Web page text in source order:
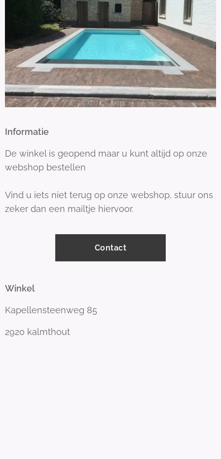
Informatie
De winkel is geopend maar u kunt altijd op onze
webshop bestellen
Vind u iets niet terug op onze webshop, stuur ons
zeker dan een mailtje hiervoor.
Contact
Winkel
Kapellensteenweg 85
2920 kalmthout